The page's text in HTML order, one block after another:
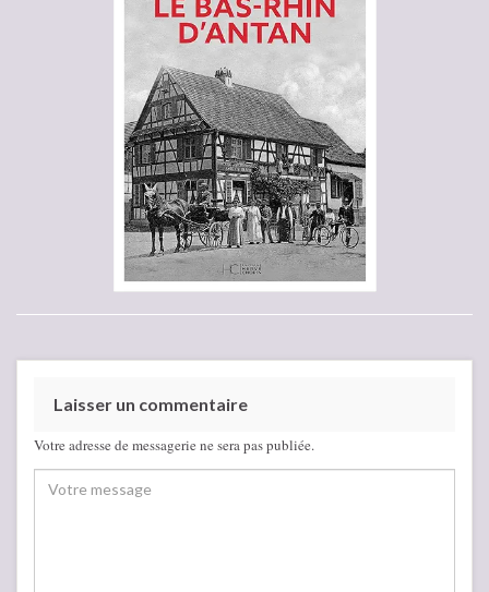
Laisser un commentaire
Votre adresse de messagerie ne sera pas publiée.